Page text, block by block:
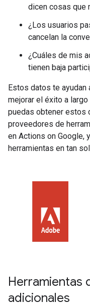
dicen cosas que
¿Los usuarios
cancelan la
¿Cuáles de mis
tienen baja
Estos datos te ayudan
mejorar el éxito a
puedas obtener estos
proveedores de
en Actions on Google,
herramientas en tan
Herramientas
adicionales